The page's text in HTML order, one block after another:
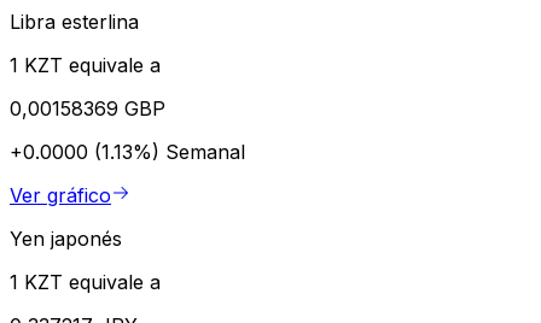
Libra esterlina
1 KZT equivale a
0,00158369 GBP
+0.0000 (1.13%) Semanal
Ver gráfico
Yen japonés
1 KZT equivale a